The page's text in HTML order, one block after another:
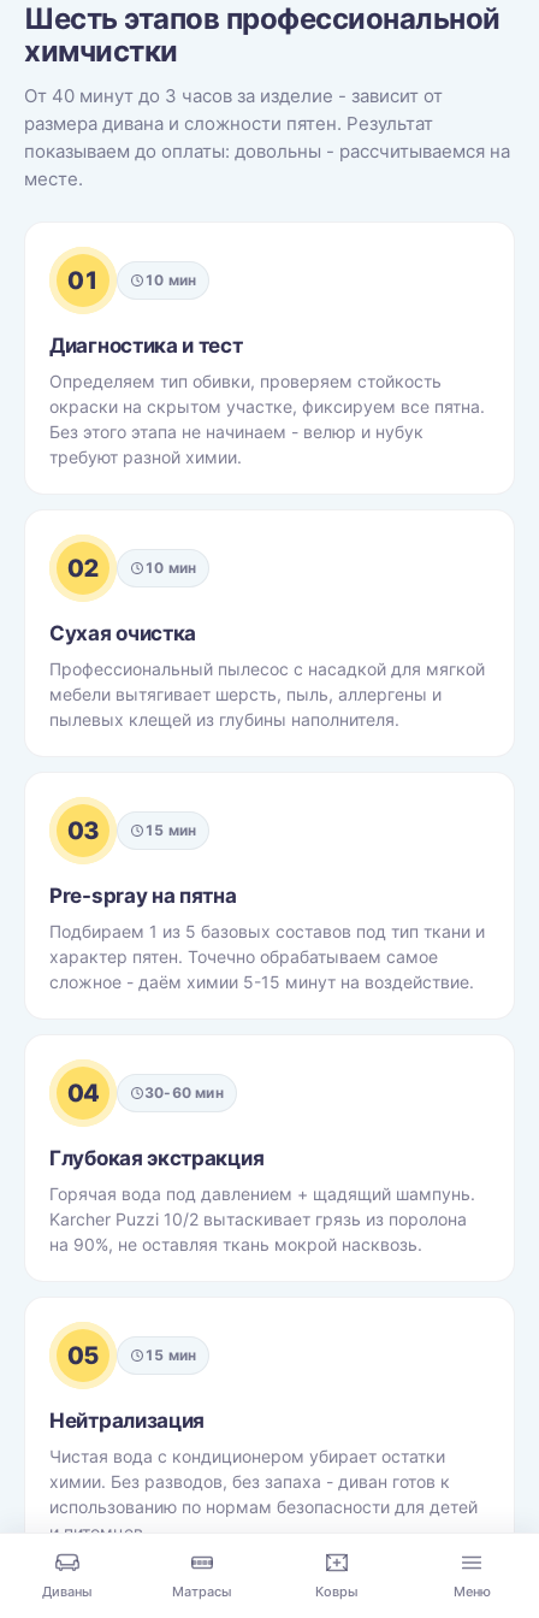
Шесть этапов профессиональной
химчистки
От 40 минут до 3 часов за изделие - зависит от
размера дивана и сложности пятен. Результат
показываем до оплаты: довольны - рассчитываемся на
месте.
01 10 мин
Диагностика и тест
Определяем тип обивки, проверяем стойкость
окраски на скрытом участке, фиксируем все пятна.
Без этого этапа не начинаем - велюр и нубук
требуют разной химии.
02 10 мин
Сухая очистка
Профессиональный пылесос с насадкой для мягкой
мебели вытягивает шерсть, пыль, аллергены и
пылевых клещей из глубины наполнителя.
03 15 мин
Pre-spray на пятна
Подбираем 1 из 5 базовых составов под тип ткани и
характер пятен. Точечно обрабатываем самое
сложное - даём химии 5-15 минут на воздействие.
04 30-60 мин
Глубокая экстракция
Горячая вода под давлением + щадящий шампунь.
Karcher Puzzi 10/2 вытаскивает грязь из поролона
на 90%, не оставляя ткань мокрой насквозь.
05 15 мин
Нейтрализация
Чистая вода с кондиционером убирает остатки
химии. Без разводов, без запаха - диван готов к
использованию по нормам безопасности для детей
и питомцев.
Диваны Матрасы Ковры Меню